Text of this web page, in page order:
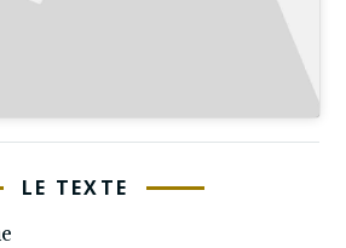
LE TEXTE